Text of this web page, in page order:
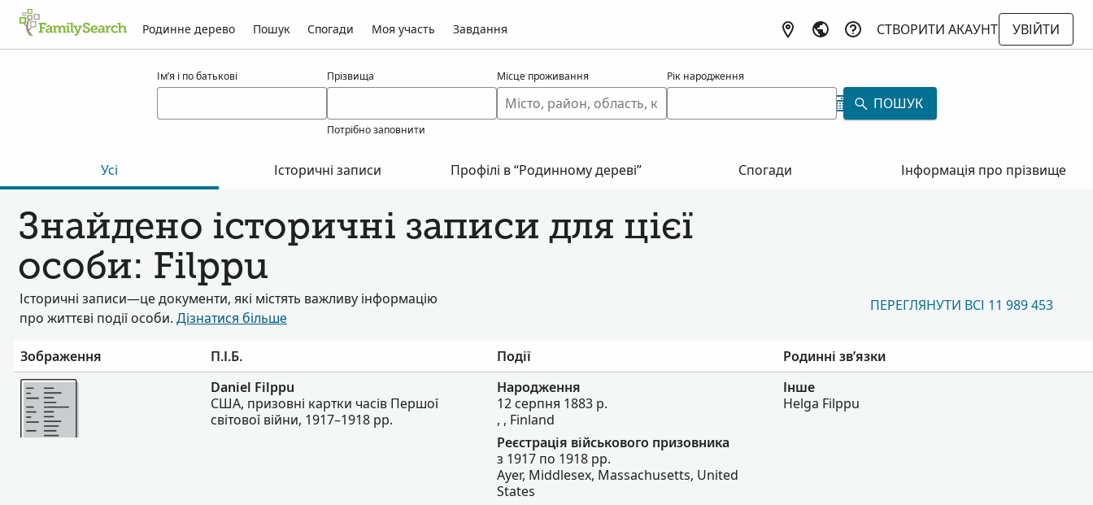
Родинне дерево Пошук Спогади Моя участь Завдання СТВОРИТИ АКАУНТ
УВІЙТИ
Ім’я і по батькові Прізвища
Потрібно заповнити
Місце проживання Рік народження
ПОШУК
Усі Історичні записи Профілі в “Родинному дереві” Спогади Інформація про прізвище
Знайдено історичні записи для цієї
особи: Filppu
Історичні записи—це документи, які містять важливу інформацію
про життєві події особи. Дізнатися більше
ПЕРЕГЛЯНУТИ ВСІ 11 989 453
Зображення П.І.Б. Події
Родинні зв’язки
Більше
Daniel Filppu
США, призовні картки часів Першої
світової війни, 1917–1918 рр.
Народження
12 серпня 1883 р.
, , Finland
Реєстрація військового призовника
з 1917 по 1918 рр.
Ayer, Middlesex, Massachusetts, United
States
Інше
Helga Filppu